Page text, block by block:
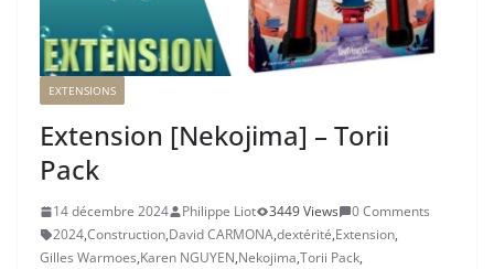
EXTENSIONS
Extension [Nekojima] – Torii
Pack
14 décembre 2024 Philippe Liot 3449 Views
0 Comments
2024,Construction,David CARMONA,dextérité,Extension,
Gilles Warmoes,Karen NGUYEN,Nekojima,Torii Pack,